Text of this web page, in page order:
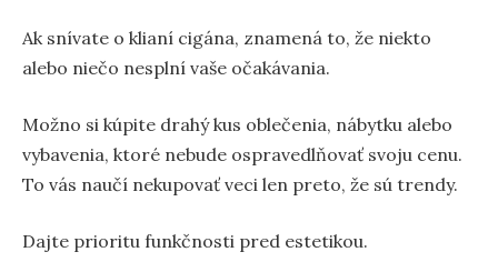
Ak snívate o klianí cigána, znamená to, že niekto
alebo niečo nesplní vaše očakávania.
Možno si kúpite drahý kus oblečenia, nábytku alebo
vybavenia, ktoré nebude ospravedlňovať svoju cenu.
To vás naučí nekupovať veci len preto, že sú trendy.
Dajte prioritu funkčnosti pred estetikou.